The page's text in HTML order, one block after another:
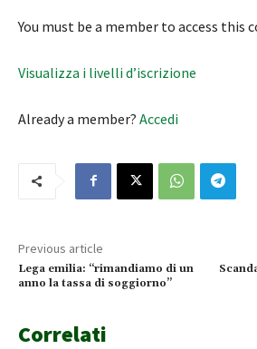
You must be a member to access this
Visualizza i livelli d’iscrizione
Already a member? Accedi
Previous article
Lega emilia: “rimandiamo di un
anno la tassa di soggiorno”
Correlati